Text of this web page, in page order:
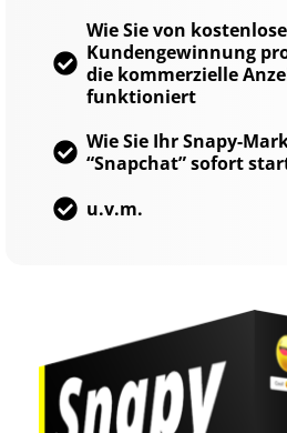
Wie Sie von
Kundengewinnung
die kommerzielle
funktioniert
Wie Sie Ihr Snapy-
“Snapchat” sofort
u.v.m.